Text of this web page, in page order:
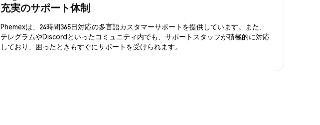
充実のサポート体制
Phemexは、24時間365日対応の多言語カスタマーサポートを提供しています。また、
テレグラムやDiscordといったコミュニティ内でも、サポートスタッフが積極的に対応
しており、困ったときもすぐにサポートを受けられます。